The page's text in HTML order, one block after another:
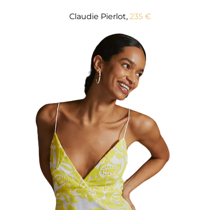
Claudie Pierlot, 235 €